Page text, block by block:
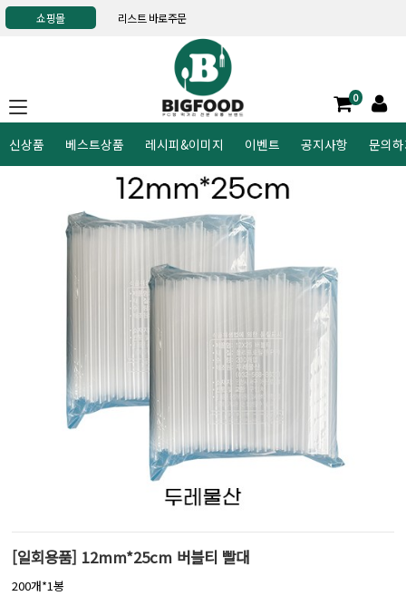
쇼핑몰 리스트 바로주문
0
신상품 베스트상품 레시피&이미지 이벤트 공지사항 문의
[일회용품] 12mm*25cm 버블티 빨대
200개*1봉